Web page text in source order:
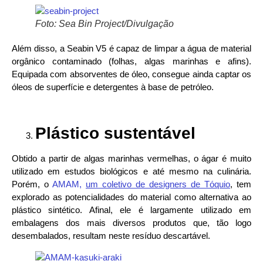
Foto: Sea Bin Project/Divulgação
Além disso, a Seabin V5 é capaz de limpar a água de material
orgânico contaminado (folhas, algas marinhas e afins).
Equipada com absorventes de óleo, consegue ainda captar os
óleos de superfície e detergentes à base de petróleo.
Plástico sustentável
Obtido a partir de algas marinhas vermelhas, o ágar é muito
utilizado em estudos biológicos e até mesmo na culinária.
Porém, o AMAM, um coletivo de designers de Tóquio, tem
explorado as potencialidades do material como alternativa ao
plástico sintético. Afinal, ele é largamente utilizado em
embalagens dos mais diversos produtos que, tão logo
desembalados, resultam neste resíduo descartável.